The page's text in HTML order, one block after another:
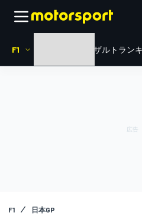
F1 リザルト ラン
F1 日本GP